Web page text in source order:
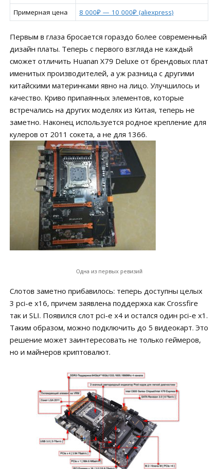
Примерная цена 8 000₽ — 10 000₽ (aliexpress)
Первым в глаза бросается гораздо более современный
дизайн платы. Теперь с первого взгляда не каждый
сможет отличить Huanan X79 Deluxe от брендовых плат
именитых производителей, а уж разница с другими
китайскими материнками явно на лицо. Улучшилось и
качество. Криво припаянных элементов, которые
встречались на других моделях из Китая, теперь не
заметно. Наконец используется родное крепление для
кулеров от 2011 сокета, а не для 1366.
Одна из первых ревизий
Слотов заметно прибавилось: теперь доступны целых
3 pci-e x16, причем заявлена поддержка как Crossfire
так и SLI. Появился слот pci-e x4 и остался один pci-e x1.
Таким образом, можно подключить до 5 видеокарт. Это
решение может заинтересовать не только геймеров,
но и майнеров криптовалют.